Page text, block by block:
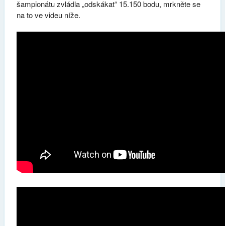
šampionátu zvládla „odskákat“ 15.150 bodu, mrkněte se
na to ve videu níže.